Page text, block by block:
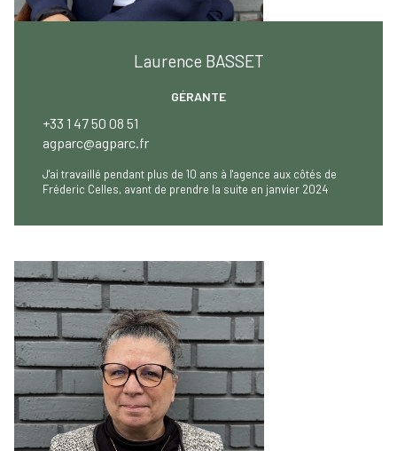
Laurence BASSET
GÉRANTE
+33 1 47 50 08 51
agparc@agparc.fr
J'ai travaillé pendant plus de 10 ans à l'agence aux côtés de
Fréderic Celles, avant de prendre la suite en janvier 2024